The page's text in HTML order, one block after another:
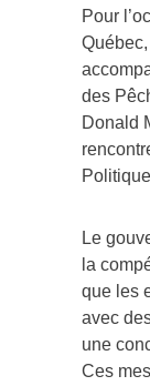
Pour
des
Donald
Le
la
que les
avec
une
Ces